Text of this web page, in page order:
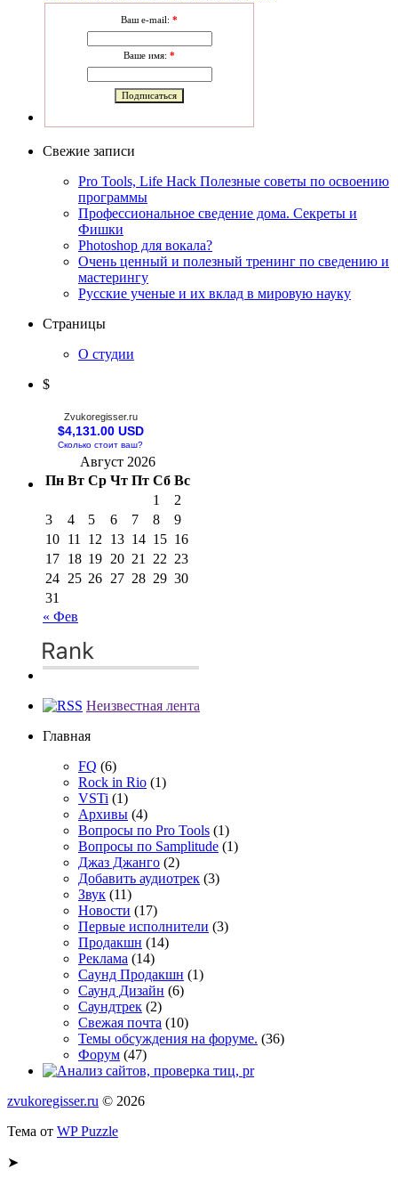
Ваш e-mail: *
Ваше имя: *
Свежие записи
Pro Tools, Life Hack Полезные советы по освоению
программы
Профессиональное сведение дома. Секреты и
Фишки
Photoshop для вокала?
Очень ценный и полезный тренинг по сведению и
мастерингу
Русские ученые и их вклад в мировую науку
Страницы
О студии
$
Zvukoregisser.ru
$4,131.00 USD
Сколько стоит ваш?
Август 2026
Пн Вт Ср Чт Пт Сб Вс
1
2
3
4 5 6 7 8
9
10 11 12 13 14 15 16
17 18 19 20 21 22 23
24 25 26 27 28 29 30
31
« Фев
Неизвестная лента
Главная
FQ (6)
Rock in Rio (1)
VSTi (1)
Архивы (4)
Вопросы по Pro Tools (1)
Вопросы по Samplitude (1)
Джаз Джанго (2)
Добавить аудиотрек (3)
Звук (11)
Новости (17)
Первые исполнители (3)
Продакшн (14)
Реклама (14)
Сayнд Пpoдaкшн (1)
Саунд Дизайн (6)
Саундтрек (2)
Свежая почта (10)
Темы обсуждения на форуме. (36)
Форум (47)
zvukoregisser.ru © 2026
Тема от WP Puzzle
➤